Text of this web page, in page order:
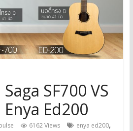
SF700 VS
Ed200
6162 Views enya ed200,